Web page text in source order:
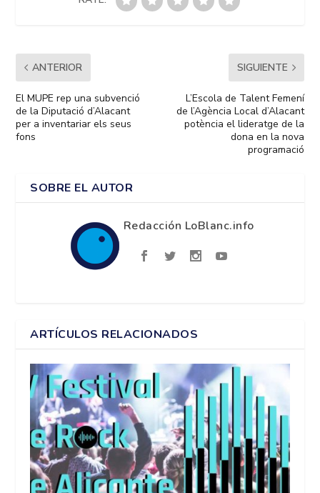
ANTERIOR
El MUPE rep una subvenció
de la Diputació d’Alacant
per a inventariar els seus
fons
SIGUIENTE
L’Escola de Talent Femení
de l’Agència Local d’Alacant
potència el lideratge de la
dona en la nova
programació
SOBRE EL AUTOR
Redacción LoBlanc.info
ARTÍCULOS RELACIONADOS